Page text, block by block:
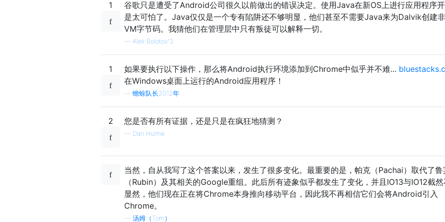
1
谷歌只是遭受了Android公司很久以前做出的错误决定。使用Java在新OS上进行应用程序
是太可怕了。Java仅仅是一个专有陷阱还不够明显，他们甚至不需要Java来为Dalvik创建
VM字节码。我猜他们在管理层中只有叛徒可以解释一切。
— Alex Bolotov'3
1 如果要执行以下操作，那么将Android执行环境添加到Chrome中似乎并不难...
在Windows桌面上运行的Android应用程序！
蟾蜍队长2012年
2 您是否有所有证据，还是只是在疯狂地猜测？
— Dan Hulme
当然，自从我写了这个答案以来，发生了很多变化。最重要的是，帕克（Pachai）取代了鲁
（Rubin）及其相关的Google重组。此后所有迹象似乎都发生了变化，并且IO13与IO12截然
显然，他们现在正在将Chrome本身推向移动平台，因此我不再相信它们会将Android引入
Chrome。
汤姆（Tom）